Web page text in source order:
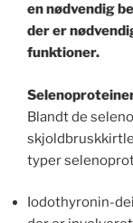
en nødvendig
der er
funktioner.
Blandt de
typer
Iodothyronin-